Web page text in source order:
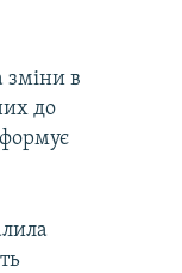
зміни в
до